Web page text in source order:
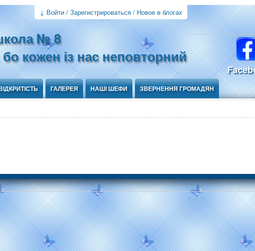
↓ Войти / Зарегистрироваться / Новое в блогах
№ 8
кожен із нас неповторний
ГАЛЕРЕЯ НАШІ ШЕФИ ЗВЕРНЕННЯ ГРОМАДЯН